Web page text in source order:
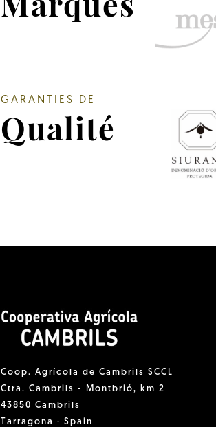
GARANTIES DE
Qualité
Coop. Agrícola de Cambrils SCCL
Ctra. Cambrils - Montbrió, km 2
43850 Cambrils
Tarragona · Spain